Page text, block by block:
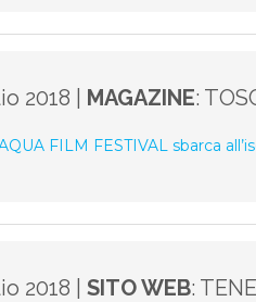
2018 | MAGAZINE:
FILM FESTIVAL sbarca
2018 | SITO WEB: